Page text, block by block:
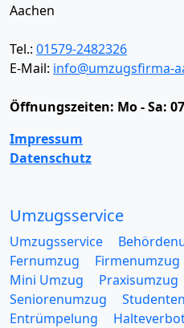
Aachen
Tel.: 01579-2482326
E-Mail: info@umzugsfirma-
Öffnungszeiten: Mo - Sa:
Impressum
Datenschutz
Umzugsservice
Umzugsservice
Fernumzug
Firmenumzug
Mini Umzug
Praxisumzug
Seniorenumzug
Entrümpelung